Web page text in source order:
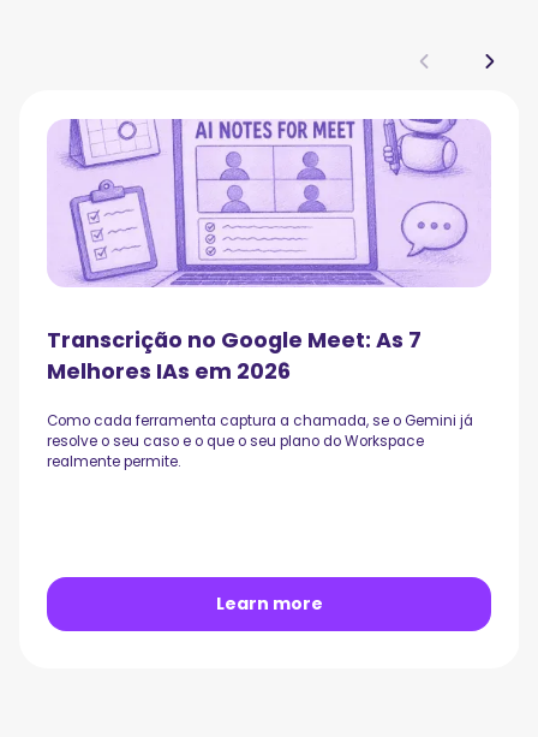
Transcrição no Google Meet: As 7
Melhores IAs em 2026
Como cada ferramenta captura a chamada, se o Gemini já
resolve o seu caso e o que o seu plano do Workspace
realmente permite.
Learn more